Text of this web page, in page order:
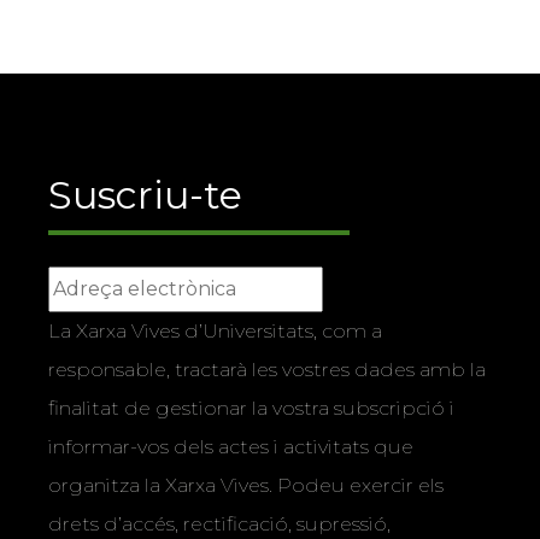
Suscriu-te
La Xarxa Vives d’Universitats, com a
responsable, tractarà les vostres dades amb la
finalitat de gestionar la vostra subscripció i
informar-vos dels actes i activitats que
organitza la Xarxa Vives. Podeu exercir els
drets d’accés, rectificació, supressió,